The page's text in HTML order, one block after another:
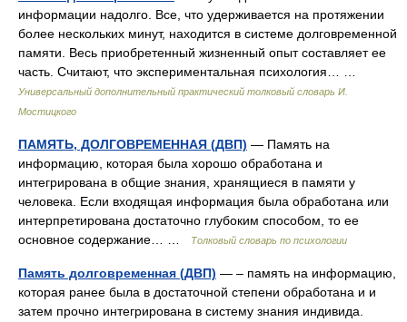
информации надолго. Все, что удерживается на протяжении
более нескольких минут, находится в системе долговременной
памяти. Весь приобретенный жизненный опыт составляет ее
часть. Считают, что экспериментальная психология… …
Универсальный дополнительный практический толковый словарь И.
Мостицкого
ПАМЯТЬ, ДОЛГОВРЕМЕННАЯ (ДВП) — Память на
информацию, которая была хорошо обработана и
интегрирована в общие знания, хранящиеся в памяти у
человека. Если входящая информация была обработана или
интерпретирована достаточно глубоким способом, то ее
основное содержание… …
Толковый словарь по психологии
Память долговременная (ДВП) — – память на информацию,
которая ранее была в достаточной степени обработана и и
затем прочно интегрирована в систему знания индивида.